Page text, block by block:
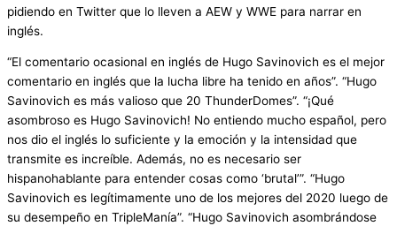
pidiendo en Twitter que lo lleven a AEW y WWE para narrar en
inglés.
“El comentario ocasional en inglés de Hugo Savinovich es el mejor
comentario en inglés que la lucha libre ha tenido en años”. “Hugo
Savinovich es más valioso que 20 ThunderDomes”. “¡Qué
asombroso es Hugo Savinovich! No entiendo mucho español, pero
nos dio el inglés lo suficiente y la emoción y la intensidad que
transmite es increíble. Además, no es necesario ser
hispanohablante para entender cosas como ‘brutal’”. “Hugo
Savinovich es legítimamente uno de los mejores del 2020 luego de
su desempeño en TripleManía”. “Hugo Savinovich asombrándose